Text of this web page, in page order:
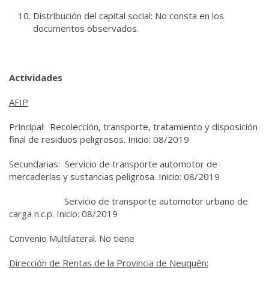
Distribución del capital social: No consta en los
documentos observados.
Actividades
AFIP
Principal: Recolección, transporte, tratamiento y disposición
final de residuos peligrosos. Inicio: 08/2019
Secundarias: Servicio de transporte automotor de
mercaderías y sustancias peligrosa. Inicio: 08/2019
Servicio de transporte automotor urbano de
carga n.c.p. Inicio: 08/2019
Convenio Multilateral. No tiene
Dirección de Rentas de la Provincia de Neuquén: